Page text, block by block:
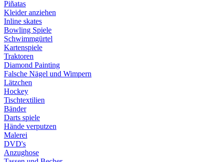
Piñatas
Kleider anziehen
Inline skates
Bowling Spiele
Schwimmgürtel
Kartenspiele
Traktoren
Diamond Painting
Falsche Nägel und Wimpern
Lätzchen
Hockey
Tischtextilien
Bänder
Darts spiele
Hände verputzen
Malerei
DVD's
Anzughose